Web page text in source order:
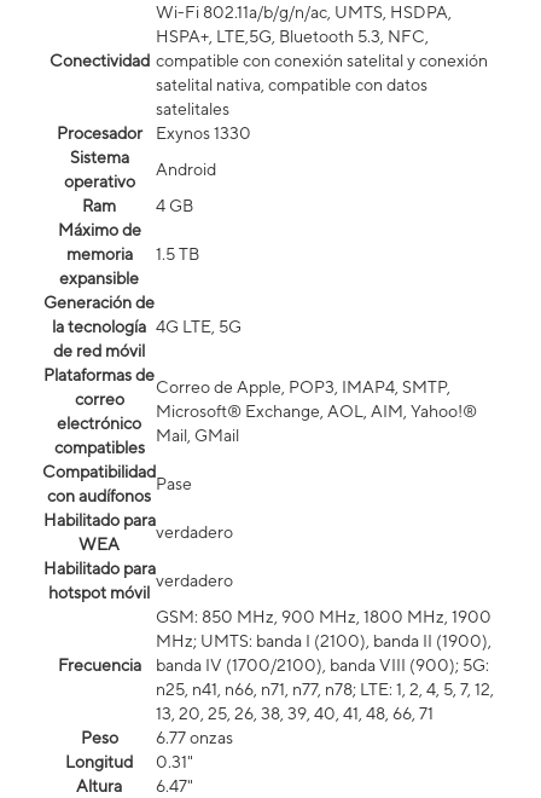
Conectividad
Wi-Fi 802.11a/b/g/n/ac, UMTS, HSDPA,
HSPA+, LTE,5G, Bluetooth 5.3, NFC,
compatible con conexión satelital y conexión
satelital nativa, compatible con datos
satelitales
Procesador
Exynos 1330
Sistema
operativo
Android
Ram
4 GB
Máximo de
memoria
expansible
1.5 TB
Generación de
la tecnología
de red móvil
4G LTE, 5G
Plataformas de
correo
electrónico
compatibles
Correo de Apple, POP3, IMAP4, SMTP,
Microsoft® Exchange, AOL, AIM, Yahoo!®
Mail, GMail
Compatibilidad
con audífonos
Pase
Habilitado para
WEA
verdadero
Habilitado para
hotspot móvil
verdadero
Frecuencia
GSM: 850 MHz, 900 MHz, 1800 MHz, 1900
MHz; UMTS: banda I (2100), banda II (1900),
banda IV (1700/2100), banda VIII (900); 5G:
n25, n41, n66, n71, n77, n78; LTE: 1, 2, 4, 5, 7, 12,
13, 20, 25, 26, 38, 39, 40, 41, 48, 66, 71
Peso
6.77 onzas
Longitud
0.31"
Altura
6.47"